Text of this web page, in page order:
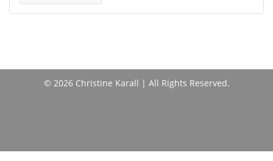
© 2026 Christine Karall | All Rights Reserved.